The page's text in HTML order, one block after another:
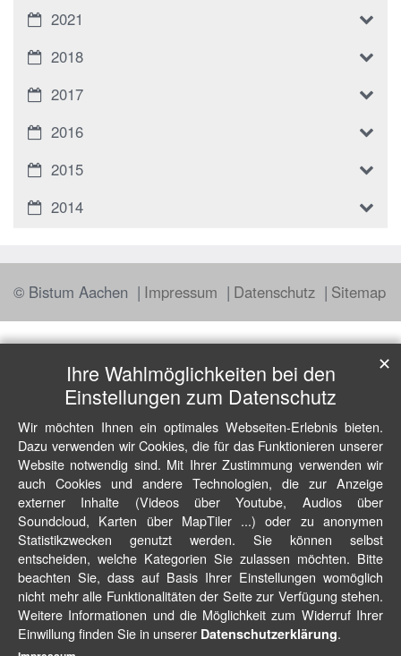
2021
2018
2017
2016
2015
2014
© Bistum Aachen Impressum Datenschutz Sitemap
Ihre Wahlmöglichkeiten bei den
Einstellungen zum Datenschutz
Wir möchten Ihnen ein optimales Webseiten-Erlebnis bieten.
Dazu verwenden wir Cookies, die für das Funktionieren unserer
Website notwendig sind. Mit Ihrer Zustimmung verwenden wir
auch Cookies und andere Technologien, die zur Anzeige
externer Inhalte (Videos über Youtube, Audios über
Soundcloud, Karten über MapTiler ...) oder zu anonymen
Statistikzwecken genutzt werden. Sie können selbst
entscheiden, welche Kategorien Sie zulassen möchten. Bitte
beachten Sie, dass auf Basis Ihrer Einstellungen womöglich
nicht mehr alle Funktionalitäten der Seite zur Verfügung stehen.
Weitere Informationen und die Möglichkeit zum Widerruf Ihrer
Einwillung finden Sie in unserer Datenschutzerklärung.
✕